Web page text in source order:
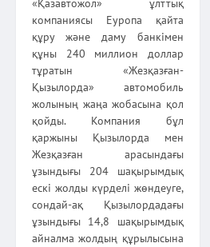
«Қазавто­жол» ұлттық
компаниясы Еуропа қайта
құру және даму банкімен
құны 240 миллион доллар
тұратын «Жезқазған-
Қызылорда» автомобиль
жолының жаңа жобасына қол
қойды. Компания бұл
қаржыны Қызылорда мен
Жезқазған арасындағы
ұзындығы 204 шақырымдық
ескі жолды күрделі жөндеуге,
сондай-ақ Қызылордадағы
ұзындығы 14,8 шақырымдық
айналма жолдың құрылысына